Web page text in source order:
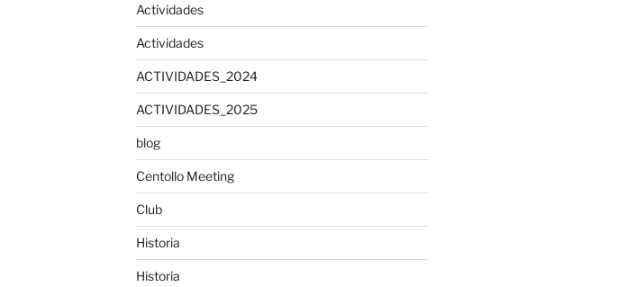
Actividades
Actividades
ACTIVIDADES_2024
ACTIVIDADES_2025
blog
Centollo Meeting
Club
Historia
Historia